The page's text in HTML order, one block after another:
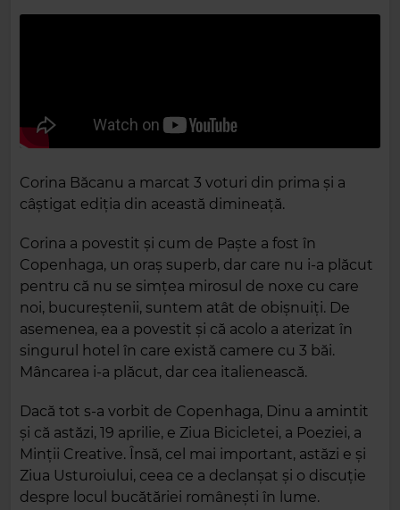
Corina Băcanu a marcat 3 voturi din prima și a
câștigat ediția din această dimineață.
Corina a povestit și cum de Paște a fost în
Copenhaga, un oraș superb, dar care nu i-a plăcut
pentru că nu se simțea mirosul de noxe cu care
noi, bucureștenii, suntem atât de obișnuiți. De
asemenea, ea a povestit și că acolo a aterizat în
singurul hotel în care există camere cu 3 băi.
Mâncarea i-a plăcut, dar cea italienească.
Dacă tot s-a vorbit de Copenhaga, Dinu a amintit
și că astăzi, 19 aprilie, e Ziua Bicicletei, a Poeziei, a
Minții Creative. Însă, cel mai important, astăzi e și
Ziua Usturoiului, ceea ce a declanșat și o discuție
despre locul bucătăriei românești în lume.